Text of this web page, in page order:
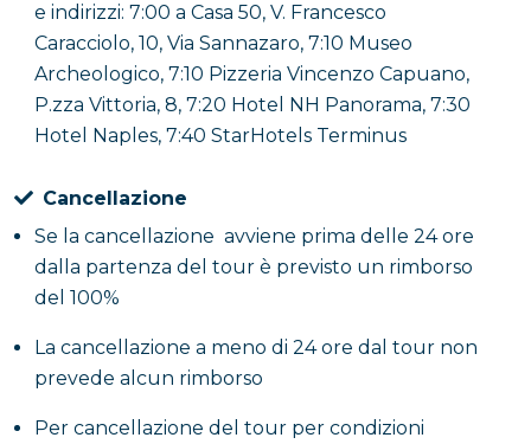
e indirizzi: 7:00 a Casa 50, V. Francesco
Caracciolo, 10, Via Sannazaro, 7:10 Museo
Archeologico, 7:10 Pizzeria Vincenzo Capuano,
P.zza Vittoria, 8, 7:20 Hotel NH Panorama, 7:30
Hotel Naples, 7:40 StarHotels Terminus
Cancellazione
Se la cancellazione avviene prima delle 24 ore
dalla partenza del tour è previsto un rimborso
del 100%
La cancellazione a meno di 24 ore dal tour non
prevede alcun rimborso
Per cancellazione del tour per condizioni